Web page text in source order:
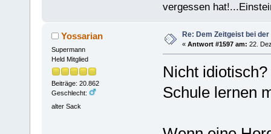
vergessen
Yossarian
Supermann
Held Mitglied
Beiträge: 20.862
Geschlecht:
alter Sack
Re: Dem Zeitgeist bei
« Antwort #1597 am: 22.
Nicht
Schule lernen